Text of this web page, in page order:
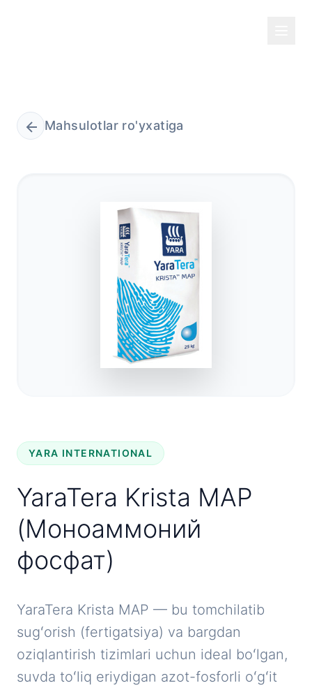
Mahsulotlar ro'yxatiga
YARA INTERNATIONAL
YaraTera Krista MAP
(Моноаммоний
фосфат)
YaraTera Krista MAP — bu tomchilatib
sugʻorish (fertigatsiya) va bargdan
oziqlantirish tizimlari uchun ideal boʻlgan,
suvda toʻliq eriydigan azot-fosforli oʻgʻit